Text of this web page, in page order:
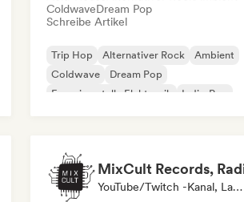
ColdwaveDream Pop
Schreibe Artikel
Trip Hop Alternativer Rock
Ambient
Coldwave
Dream Pop
Experimentelle Elektronik
Indie-Pop
YouTube/Twitch -Kanal, Label, Radiosender